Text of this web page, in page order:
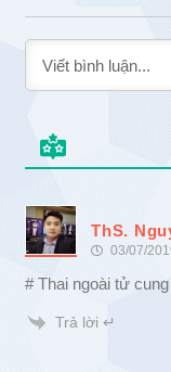
ThS.
03/07/
# Thai ngoài tử
Trả lời ↵